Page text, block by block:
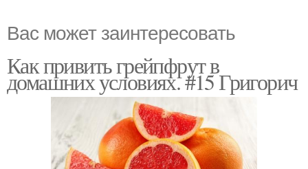
Вас может заинтересовать
Как привить грейпфрут в
домашних условиях. #15 Григорич